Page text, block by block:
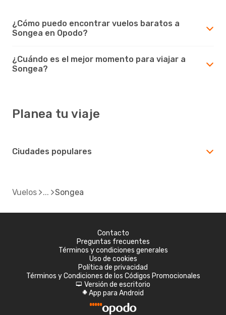
¿Cómo puedo encontrar vuelos baratos a
Songea en Opodo?
¿Cuándo es el mejor momento para viajar a
Songea?
Planea tu viaje
Ciudades populares
Vuelos Songea
Contacto
Preguntas frecuentes
Términos y condiciones generales
Uso de cookies
Política de privacidad
Términos y Condiciones de los Códigos Promocionales
d Versión de escritorio
A App para Android